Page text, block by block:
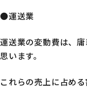
●運送業
運送業の変動費は、
思います。
これらの売上に占め